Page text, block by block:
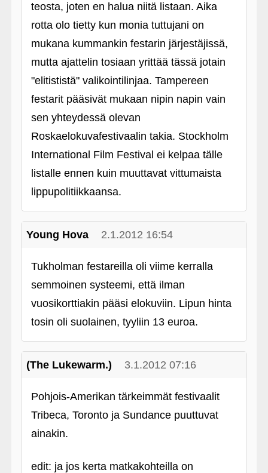
teosta, joten en halua niitä listaan. Aika
rotta olo tietty kun monia tuttujani on
mukana kummankin festarin järjestäjissä,
mutta ajattelin tosiaan yrittää tässä jotain
"elitististä" valikointilinjaa. Tampereen
festarit pääsivät mukaan nipin napin vain
sen yhteydessä olevan
Roskaelokuvafestivaalin takia. Stockholm
International Film Festival ei kelpaa tälle
listalle ennen kuin muuttavat vittumaista
lippupolitiikkaansa.
Young Hova 2.1.2012 16:54
Tukholman festareilla oli viime kerralla
semmoinen systeemi, että ilman
vuosikorttiakin pääsi elokuviin. Lipun hinta
tosin oli suolainen, tyyliin 13 euroa.
(The Lukewarm.) 3.1.2012 07:16
Pohjois-Amerikan tärkeimmät festivaalit
Tribeca, Toronto ja Sundance puuttuvat
ainakin.
edit: ja jos kerta matkakohteilla on